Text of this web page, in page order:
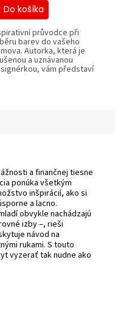
Do košíka
průvodce při
barev do vašeho
Autorka, která je
a uznávanou
vám představí
a finančnej tiesne
ponúka všetkým
inšpirácií, ako si
a lacno.
obvykle nachádzajú
izby –, rieši
návod na
rukami. S touto
vyzerať tak nudne ako